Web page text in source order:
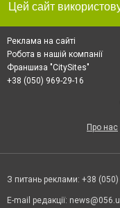
Реклама на сайті
Робота в нашій компанії
Франшиза "CitySites"
+38 (050) 969-29-16
Про нас
З питань реклами: +38
E-mail редакції: